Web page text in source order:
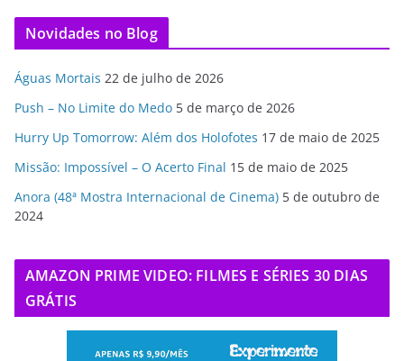
Novidades no Blog
Águas Mortais 22 de julho de 2026
Push – No Limite do Medo 5 de março de 2026
Hurry Up Tomorrow: Além dos Holofotes 17 de maio de 2025
Missão: Impossível – O Acerto Final 15 de maio de 2025
Anora (48ª Mostra Internacional de Cinema) 5 de outubro de
2024
AMAZON PRIME VIDEO: FILMES E SÉRIES 30 DIAS
GRÁTIS